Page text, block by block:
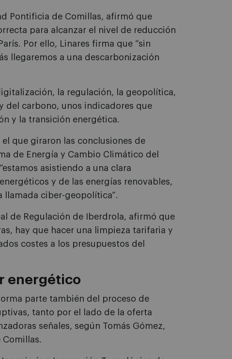
Pontificia de Comillas, afirmó que
para alcanzar el nivel de reducción
Por ello, Linares firma que “sin
llegaremos a una descarbonización
la regulación, la geopolítica,
del carbono, unos indicadores que
y la transición energética.
que giraron las conclusiones de
de Energía y Cambio Climático del
asistiendo a una clara
y de las energías renovables,
ciber-geopolítica”.
de Regulación de Iberdrola, afirmó que
hay que hacer una limpieza tarifaria y
costes a los presupuestos del
energético
parte también del proceso de
tanto por el lado de la oferta
señales, según Tomás Gómez,